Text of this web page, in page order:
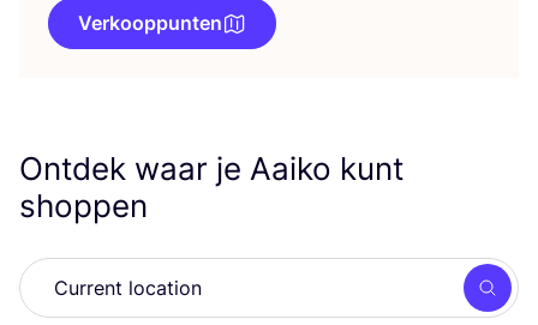
Verkooppunten
Ontdek waar je Aaiko kunt
shoppen
Zoek